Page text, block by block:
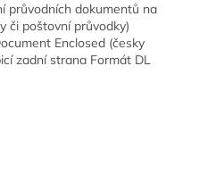
průvodních dokumentů na
či poštovní průvodky)
Enclosed (česky
zadní strana Formát DL